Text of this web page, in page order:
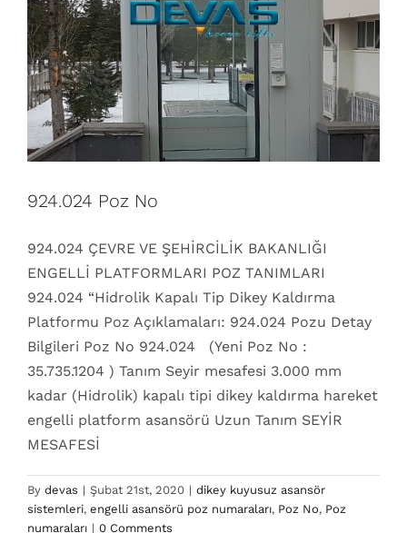
924.024 Poz No
924.024 ÇEVRE VE ŞEHİRCİLİK BAKANLIĞI
ENGELLİ PLATFORMLARI POZ TANIMLARI
924.024 “Hidrolik Kapalı Tip Dikey Kaldırma
Platformu Poz Açıklamaları: 924.024 Pozu Detay
Bilgileri Poz No 924.024 (Yeni Poz No :
35.735.1204 ) Tanım Seyir mesafesi 3.000 mm
kadar (Hidrolik) kapalı tipi dikey kaldırma hareket
engelli platform asansörü Uzun Tanım SEYİR
MESAFESİ
By devas | Şubat 21st, 2020 | dikey kuyusuz asansör
sistemleri, engelli asansörü poz numaraları, Poz No, Poz
numaraları | 0 Comments
924.023 Poz No